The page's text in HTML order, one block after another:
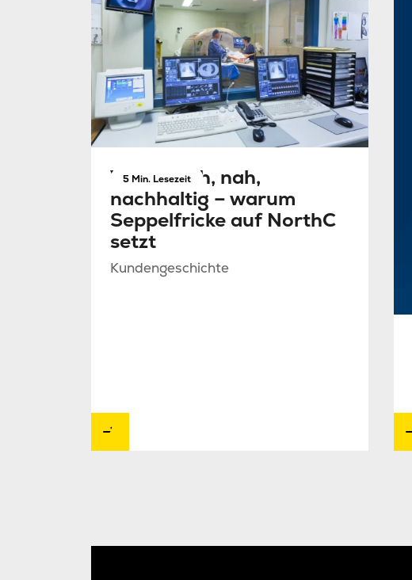
5 Min. Lesezeit
Verlässlich, nah,
nachhaltig – warum
Seppelfricke auf NorthC
setzt
Kundengeschichte